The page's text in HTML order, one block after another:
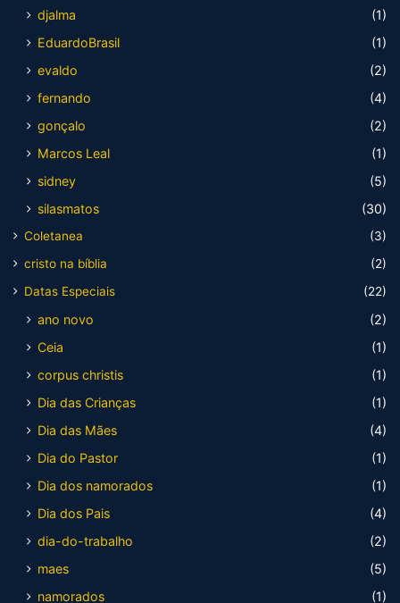
djalma
(1)
EduardoBrasil
(1)
evaldo
(2)
fernando
(4)
gonçalo
(2)
Marcos Leal
(1)
sidney
(5)
silasmatos
(30)
Coletanea
(3)
cristo na bíblia
(2)
Datas Especiais
(22)
ano novo
(2)
Ceia
(1)
corpus christis
(1)
Dia das Crianças
(1)
Dia das Mães
(4)
Dia do Pastor
(1)
Dia dos namorados
(1)
Dia dos Pais
(4)
dia-do-trabalho
(2)
maes
(5)
namorados
(1)